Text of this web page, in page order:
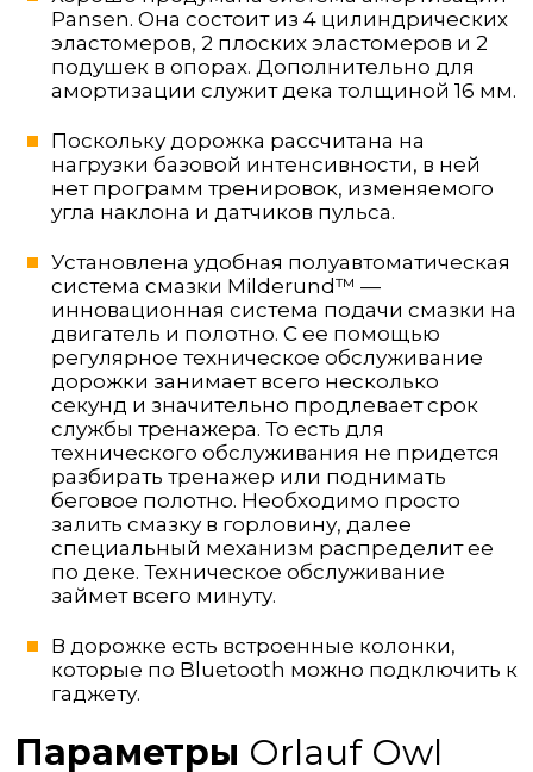
Pansen. Она состоит из 4 цилиндрических
эластомеров, 2 плоских эластомеров и 2
подушек в опорах. Дополнительно для
амортизации служит дека толщиной 16 мм.
Поскольку дорожка рассчитана на
нагрузки базовой интенсивности, в ней
нет программ тренировок, изменяемого
угла наклона и датчиков пульса.
Установлена удобная полуавтоматическая
система смазки Milderund™ —
инновационная система подачи смазки на
двигатель и полотно. С ее помощью
регулярное техническое обслуживание
дорожки занимает всего несколько
секунд и значительно продлевает срок
службы тренажера. То есть для
технического обслуживания не придется
разбирать тренажер или поднимать
беговое полотно. Необходимо просто
залить смазку в горловину, далее
специальный механизм распределит ее
по деке. Техническое обслуживание
займет всего минуту.
В дорожке есть встроенные колонки,
которые по Bluetooth можно подключить к
гаджету.
Параметры Orlauf Owl